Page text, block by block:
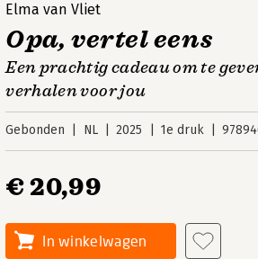
Elma van Vliet
Opa, vertel eens
Een prachtig cadeau om te
verhalen voor jou
Gebonden NL 2025 1e druk
€ 20,99
In winkelwagen